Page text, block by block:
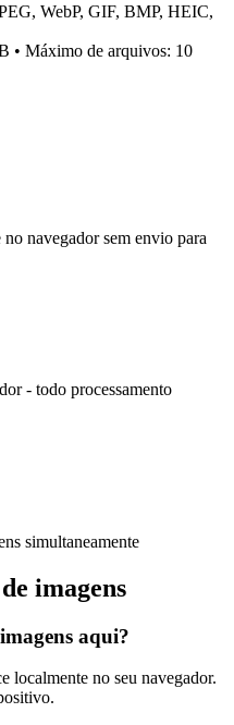
WebP, GIF, BMP, HEIC,
• Máximo de arquivos: 10
navegador sem envio para
- todo processamento
simultaneamente
imagens
aqui?
localmente no seu navegador.